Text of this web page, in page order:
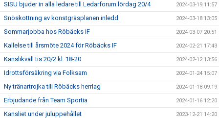
SISU bjuder in alla ledare till Ledarforum lördag 20/4 2024-03-19 11:57
Snöskottning av konstgräsplanen inledd 2024-03-18 13:05
Sommarjobba hos Röbäcks IF 2024-03-07 20:51
Kallelse till årsmöte 2024 för Röbäcks IF 2024-02-21 17:43
Kanslikväll tis 20/2 kl. 18-20 2024-02-12 13:56
Idrottsförsäkring via Folksam 2024-01-24 15:07
Ny tränartrojka till Röbäcks herrlag 2024-01-18 09:19
Erbjudande från Team Sportia 2024-01-16 12:20
Kansliet under juluppehållet 2023-12-21 14:20